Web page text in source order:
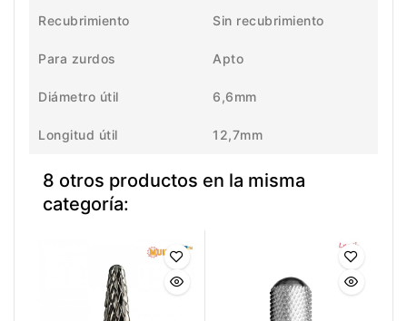
Recubrimiento Sin recubrimiento
Para zurdos Apto
Diámetro útil 6,6mm
Longitud útil 12,7mm
8 otros productos en la misma
categoría: